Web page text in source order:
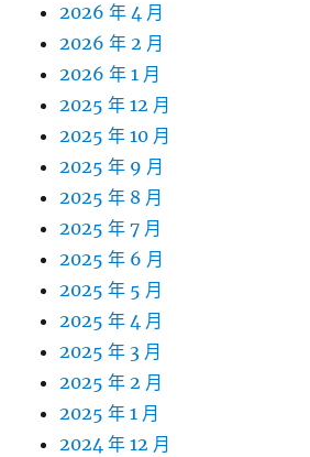
2026 年 4 月
2026 年 2 月
2026 年 1 月
2025 年 12 月
2025 年 10 月
2025 年 9 月
2025 年 8 月
2025 年 7 月
2025 年 6 月
2025 年 5 月
2025 年 4 月
2025 年 3 月
2025 年 2 月
2025 年 1 月
2024 年 12 月